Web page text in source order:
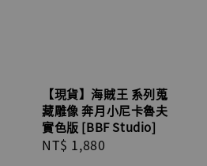
【現貨】海賊王 系列蒐
藏雕像 奔月小尼卡魯夫
實色版 [BBF Studio]
Regular
NT$ 1,880